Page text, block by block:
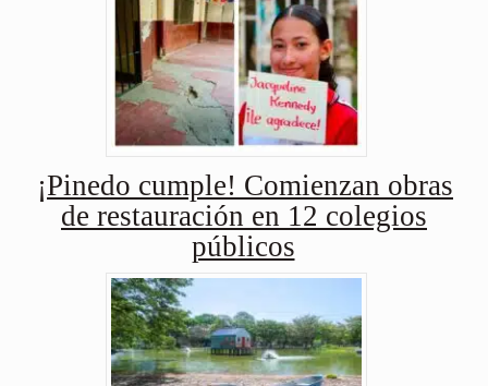
¡Pinedo cumple! Comienzan obras
de restauración en 12 colegios
públicos